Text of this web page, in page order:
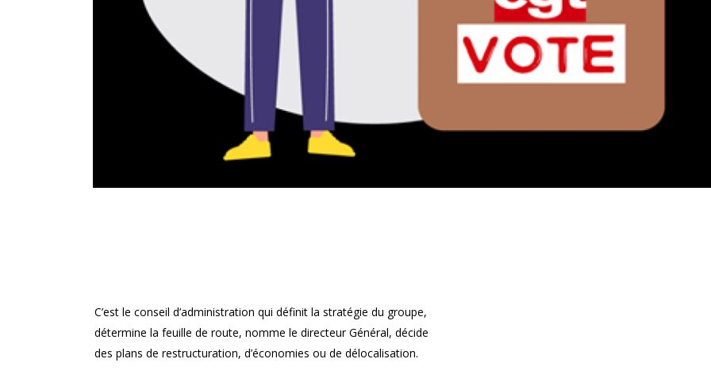
C’est le conseil d’administration qui définit la stratégie du groupe,
détermine la feuille de route, nomme le directeur Général, décide
des plans de restructuration, d’économies ou de délocalisation.